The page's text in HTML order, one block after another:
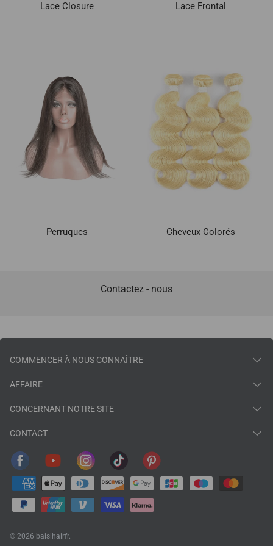
Lace Closure Lace Frontal
Perruques Cheveux Colorés
Contactez - nous
COMMENCER À NOUS CONNAÎTRE
AFFAIRE
CONCERNANT NOTRE SITE
CONTACT
© 2026 baisihairfr.